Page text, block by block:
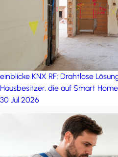
einblicke KNX RF: Drahtlose
Hausbesitzer, die auf Smart
30 Jul 2026